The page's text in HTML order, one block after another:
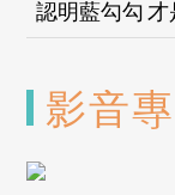
防詐騙 貼心
太和工房 聲明
影音